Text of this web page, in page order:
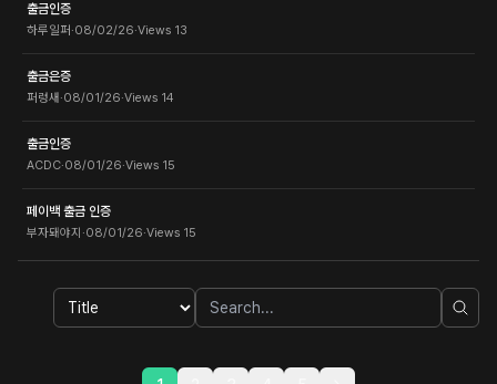
출금인증
하루일퍼·08/02/26·Views 13
출금은증
퍼렁새 ·08/01/26·Views 14
출금인증
ACDC·08/01/26·Views 15
페이백 출금 인증
부자돼야지 ·08/01/26·Views 15